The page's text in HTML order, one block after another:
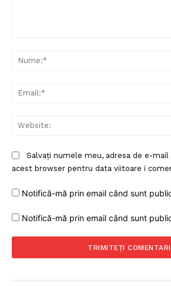
Salvați numele meu, adresa de e-
acest browser pentru data viitoare i
Notifică-mă prin email când sunt
Notifică-mă prin email când sunt